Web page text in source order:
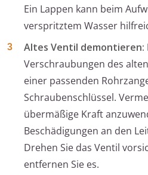
Ein Lappen kann beim
verspritztem Wasser
Altes Ventil demontieren:
Verschraubungen des
einer passenden
Schraubenschlüssel.
übermäßige Kraft
Beschädigungen an den
Drehen Sie das Ventil
entfernen Sie es.